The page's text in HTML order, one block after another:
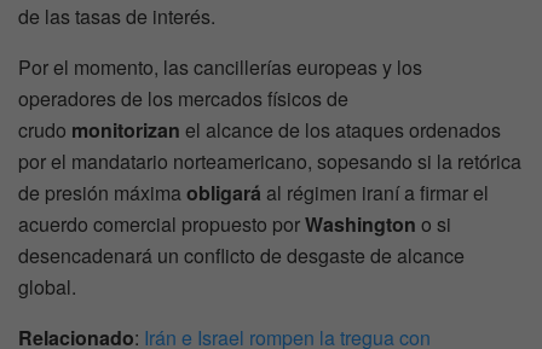
de las tasas de interés.
Por el momento, las cancillerías europeas y los
operadores de los mercados físicos de
crudo monitorizan el alcance de los ataques ordenados
por el mandatario norteamericano, sopesando si la retórica
de presión máximaobligará al régimen iraní a firmar el
acuerdo comercial propuesto porWashington o si
desencadenará un conflicto de desgaste de alcance
global.
Relacionado: Irán e Israel rompen la tregua con